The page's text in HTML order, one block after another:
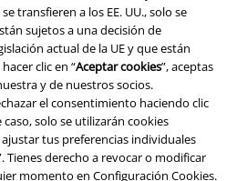
transfieren a los EE. UU., solo se
sujetos a una decisión de
actual de la UE y que están
clic en “Aceptar cookies”, aceptas
y de nuestros socios.
el consentimiento haciendo clic
solo se utilizarán cookies
tus preferencias individuales
Tienes derecho a revocar o modificar
momento en Configuración Cookies.
del medioambiente